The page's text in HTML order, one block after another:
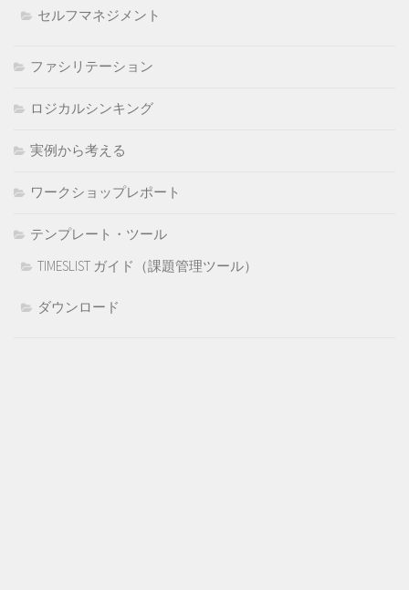
セルフマネジメント
ファシリテーション
ロジカルシンキング
実例から考える
ワークショップレポート
テンプレート・ツール
TIMESLIST ガイド（課題管理ツール）
ダウンロード